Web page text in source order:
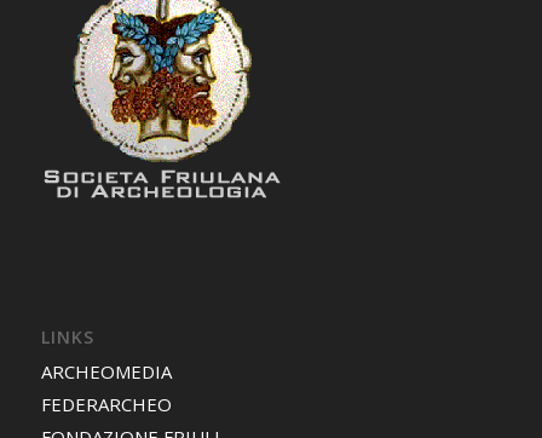
LINKS
ARCHEOMEDIA
FEDERARCHEO